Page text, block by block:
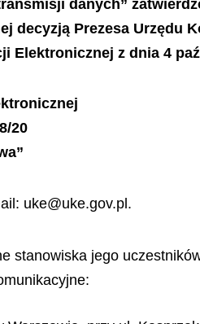
danych”
decyzją Prezesa Urzędu
Elektronicznej z dnia 4
20
uke@uke.gov.pl.
jego